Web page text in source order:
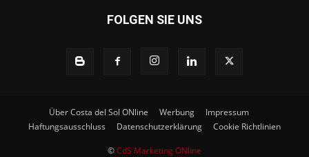
FOLGEN SIE UNS
Über Costa del Sol ONline Werbung
Impressum
Haftungsausschluss
Datenschutzerklärung Cookie Richtlinien
©CdS Marketing ONline